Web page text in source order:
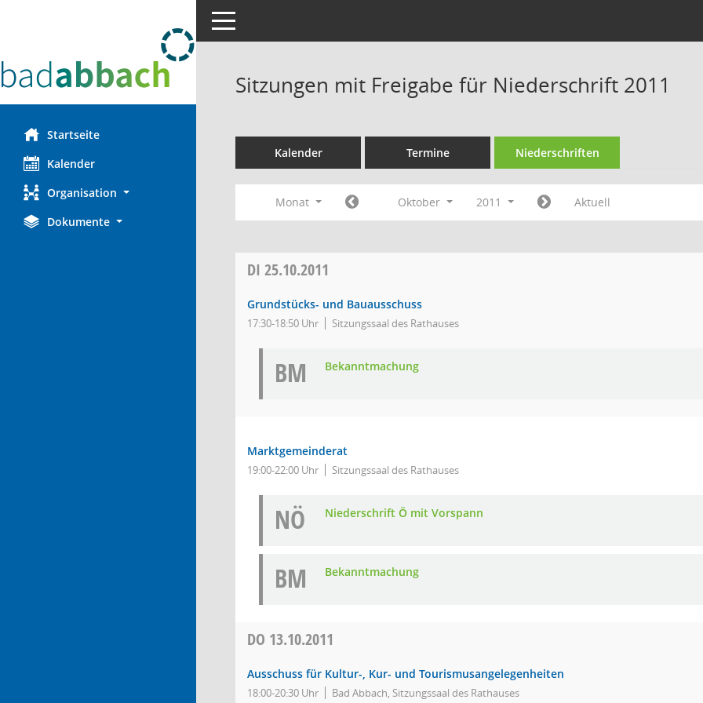
Startseite
Kalender
Organisation
Dokumente
Toggle navigation
Sitzungen mit Freigabe für Niederschrift 2011
Kalender Termine Niederschriften
Monat Oktober 2011 Aktuell
DI 25.10.2011
Grundstücks- und Bauausschuss
17:30-18:50 Uhr Sitzungssaal des Rathauses
BM Bekanntmachung
Marktgemeinderat
19:00-22:00 Uhr Sitzungssaal des Rathauses
NÖ Niederschrift Ö mit Vorspann
BM Bekanntmachung
DO 13.10.2011
Ausschuss für Kultur-, Kur- und Tourismusangelegenheiten
18:00-20:30 Uhr Bad Abbach, Sitzungssaal des Rathauses